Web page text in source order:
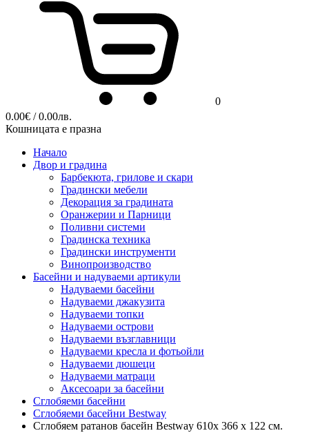
0
0.00€ / 0.00лв.
Кошницата е празна
Начало
Двор и градина
Барбекюта, грилове и скари
Градински мебели
Декорация за градината
Оранжерии и Парници
Поливни системи
Градинска техника
Градински инструменти
Винопроизводство
Басейни и надуваеми артикули
Надуваеми басейни
Надуваеми джакузита
Надуваеми топки
Надуваеми острови
Надуваеми възглавници
Надуваеми кресла и фотьойли
Надуваеми дюшеци
Надуваеми матраци
Аксесоари за басейни
Сглобяеми басейни
Сглобяеми басейни Bestway
Сглобяем ратанов басейн Bestway 610x 366 х 122 см.